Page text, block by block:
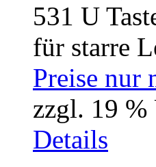
531 U
für starre
Preise nur
zzgl. 19
Details